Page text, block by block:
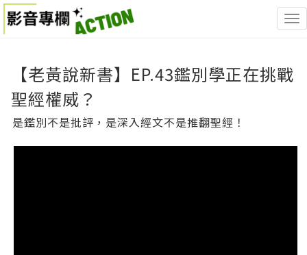
<
【老黃說新書】EP.43鑑別學正在挑戰
聖經權威？
是鑑別不是批評，是深入經文不是推翻聖經！